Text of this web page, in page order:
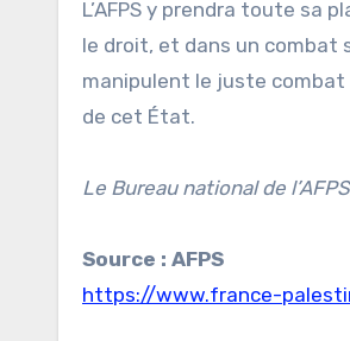
L’AFPS y prendra toute sa
le droit, et dans un combat
manipulent le juste
de cet État.
Le Bureau national de
Source : AFPS
https://www.france-